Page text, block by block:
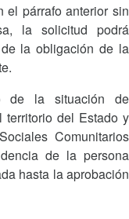
el párrafo anterior sin
la solicitud podrá
la obligación de la
de la situación de
del Estado y
Comunitarios
de la persona
hasta la aprobación